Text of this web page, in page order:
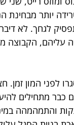
יותר מבחינת
לגחך. לא
עליהם, הקבוצה
לפני המון
כבר מתחילים
והתמהמהה